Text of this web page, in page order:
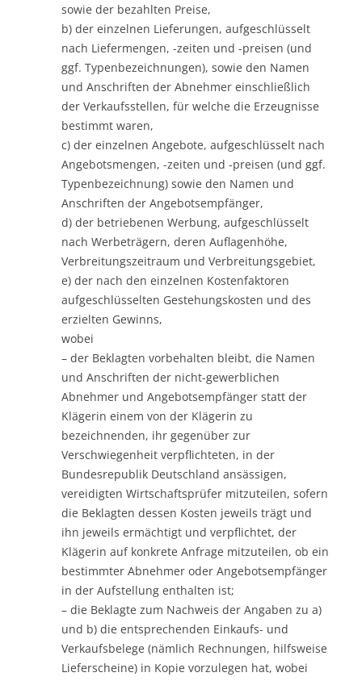
sowie der bezahlten Preise,
b) der einzelnen Lieferungen, aufgeschlüsselt
nach Liefermengen, -zeiten und -preisen (und
ggf. Typenbezeichnungen), sowie den Namen
und Anschriften der Abnehmer einschließlich
der Verkaufsstellen, für welche die Erzeugnisse
bestimmt waren,
c) der einzelnen Angebote, aufgeschlüsselt nach
Angebotsmengen, -zeiten und -preisen (und ggf.
Typenbezeichnung) sowie den Namen und
Anschriften der Angebotsempfänger,
d) der betriebenen Werbung, aufgeschlüsselt
nach Werbeträgern, deren Auflagenhöhe,
Verbreitungszeitraum und Verbreitungsgebiet,
e) der nach den einzelnen Kostenfaktoren
aufgeschlüsselten Gestehungskosten und des
erzielten Gewinns,
wobei
– der Beklagten vorbehalten bleibt, die Namen
und Anschriften der nicht-gewerblichen
Abnehmer und Angebotsempfänger statt der
Klägerin einem von der Klägerin zu
bezeichnenden, ihr gegenüber zur
Verschwiegenheit verpflichteten, in der
Bundesrepublik Deutschland ansässigen,
vereidigten Wirtschaftsprüfer mitzuteilen, sofern
die Beklagten dessen Kosten jeweils trägt und
ihn jeweils ermächtigt und verpflichtet, der
Klägerin auf konkrete Anfrage mitzuteilen, ob ein
bestimmter Abnehmer oder Angebotsempfänger
in der Aufstellung enthalten ist;
– die Beklagte zum Nachweis der Angaben zu a)
und b) die entsprechenden Einkaufs- und
Verkaufsbelege (nämlich Rechnungen, hilfsweise
Lieferscheine) in Kopie vorzulegen hat, wobei